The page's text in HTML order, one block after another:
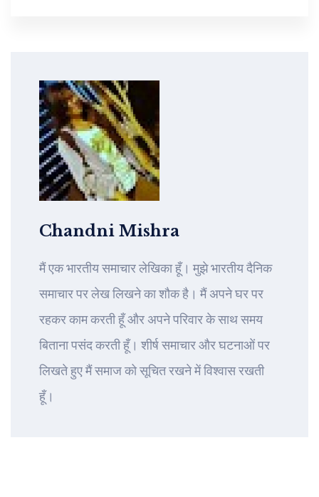
Chandni Mishra
मैं एक भारतीय समाचार लेखिका हूँ। मुझे भारतीय दैनिक
समाचार पर लेख लिखने का शौक है। मैं अपने घर पर
रहकर काम करती हूँ और अपने परिवार के साथ समय
बिताना पसंद करती हूँ। शीर्ष समाचार और घटनाओं पर
लिखते हुए मैं समाज को सूचित रखने में विश्वास रखती
हूँ।